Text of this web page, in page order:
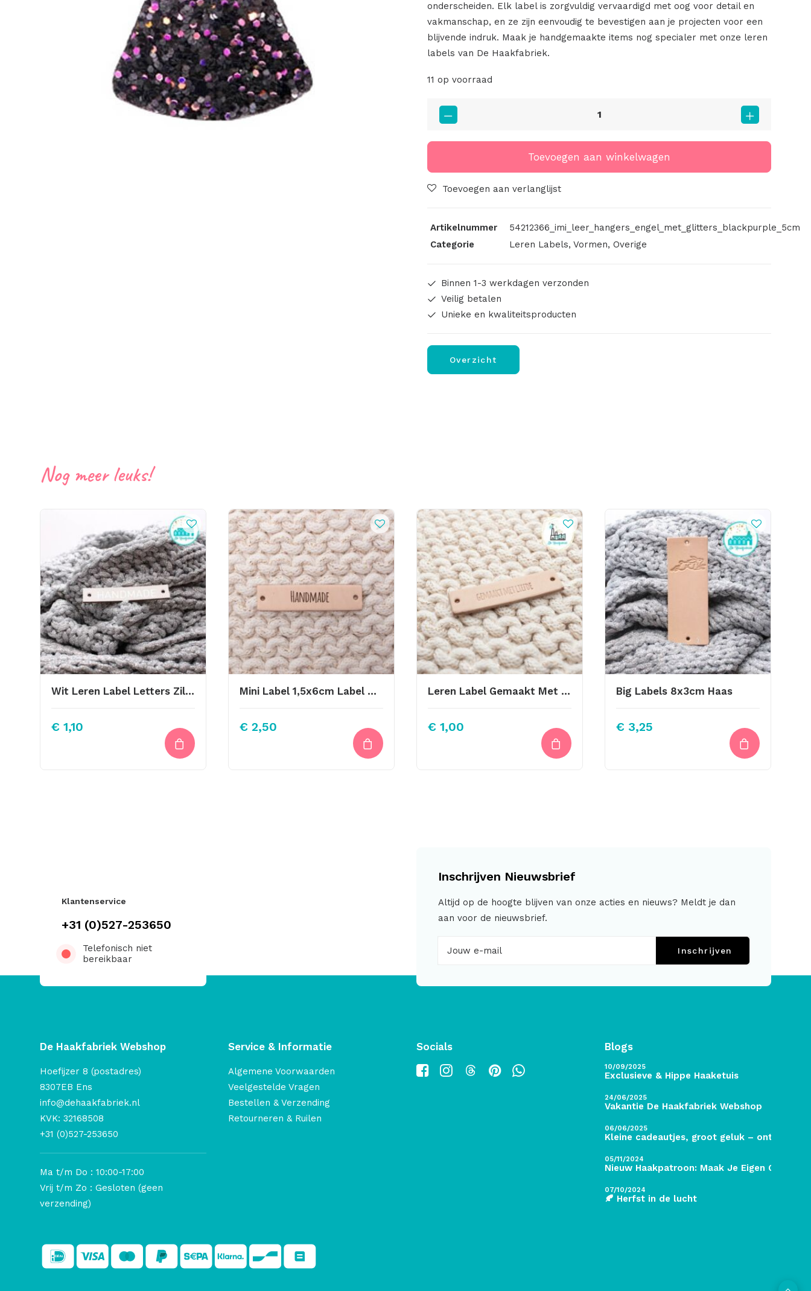
onderscheiden. Elk label is zorgvuldig vervaardigd met oog voor detail en
vakmanschap, en ze zijn eenvoudig te bevestigen aan je projecten voor een
blijvende indruk. Maak je handgemaakte items nog specialer met onze leren
labels van De Haakfabriek.
11 op voorraad
Imi
Leer
Met
Glitters
5cm
aantal
Toevoegen aan winkelwagen
Toevoegen aan verlanglijst
Artikelnummer
54212366_imi_leer_hangers_engel_met_glitters_blackpurple_5cm
Categorie
Leren Labels, Vormen, Overige
Binnen 1-3 werkdagen verzonden
Veilig betalen
Unieke en kwaliteitsproducten
Overzicht
Nog meer leuks!
Wit Leren Label Letters Zilver Handmade
€ 1,10
Mini Label 1,5x6cm Label Met Eigen Logo
€ 2,50
Leren Label Gemaakt Met Liefde (Small)
€ 1,00
Big Labels 8x3cm Haas
€ 3,25
Klantenservice
+31 (0)527-253650
Telefonisch niet
bereikbaar
Inschrijven Nieuwsbrief
Altijd op de hoogte blijven van onze acties en nieuws? Meldt je dan
aan voor de nieuwsbrief.
Inschrijven
De Haakfabriek Webshop
Hoefijzer 8 (postadres)
8307EB Ens
info@dehaakfabriek.nl
KVK: 32168508
+31 (0)527-253650
Ma t/m Do : 10:00-17:00
Vrij t/m Zo : Gesloten (geen
verzending)
Service & Informatie
Algemene Voorwaarden
Veelgestelde Vragen
Bestellen & Verzending
Retourneren & Ruilen
Socials Blogs
10/09/2025
Exclusieve & Hippe Haaketuis
24/06/2025
Vakantie De Haakfabriek Webshop
06/06/2025
Kleine cadeautjes, groot geluk – ontdek de
05/11/2024
Nieuw Haakpatroon: Maak Je Eigen Gave
07/10/2024
🍂 Herfst in de lucht